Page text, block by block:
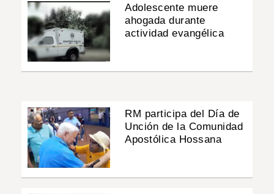
Adolescente muere
ahogada durante
actividad evangélica
RM participa del Día de
Unción de la Comunidad
Apostólica Hossana